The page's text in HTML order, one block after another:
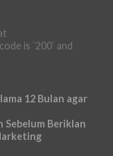
is `200` and
12 Bulan agar
Beriklan